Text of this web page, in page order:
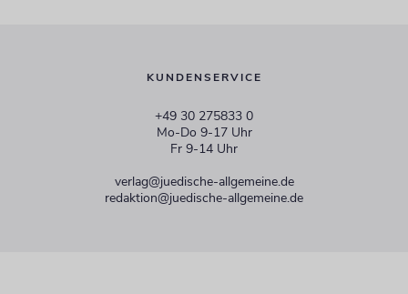
KUNDENSERVICE
+49 30 275833 0
Mo-Do 9-17 Uhr
Fr 9-14 Uhr
verlag@juedische-allgemeine.de
redaktion@juedische-allgemeine.de